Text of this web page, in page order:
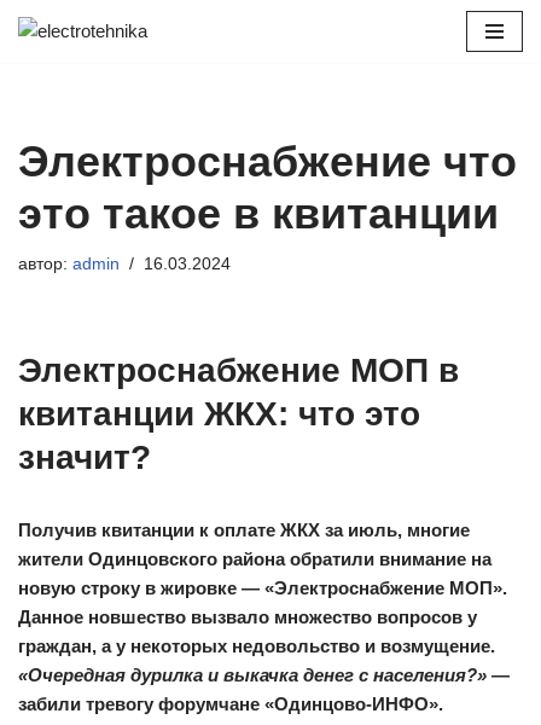
Электроснабжение что
это такое в квитанции
автор: admin 16.03.2024
Электроснабжение МОП в
квитанции ЖКХ: что это
значит?
Получив квитанции к оплате ЖКХ за июль, многие
жители Одинцовского района обратили внимание на
новую строку в жировке — «Электроснабжение МОП».
Данное новшество вызвало множество вопросов у
граждан, а у некоторых недовольство и возмущение.
«Очередная дурилка и выкачка денег с населения?» —
забили тревогу форумчане «Одинцово-ИНФО».